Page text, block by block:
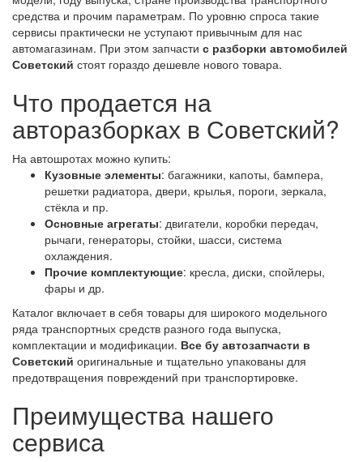
средства и прочим параметрам. По уровню спроса такие
сервисы практически не уступают привычным для нас
автомагазинам. При этом запчасти с разборки автомобилей
Советский стоят гораздо дешевле нового товара.
Что продается на
авторазборках в Советский?
На автошротах можно купить:
Кузовные элементы: багажники, капоты, бампера,
решетки радиатора, двери, крылья, пороги, зеркала,
стёкла и пр.
Основные агрегаты: двигатели, коробки передач,
рычаги, генераторы, стойки, шасси, система
охлаждения.
Прочие комплектующие: кресла, диски, спойлеры,
фары и др.
Каталог включает в себя товары для широкого модельного
ряда транспортных средств разного года выпуска,
комплектации и модификации. Все бу автозапчасти в
Советский оригинальные и тщательно упакованы для
предотвращения повреждений при транспортировке.
Преимущества нашего
сервиса